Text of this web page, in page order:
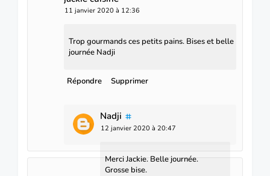
11 janvier 2020 à 12:36
Trop gourmands ces petits pains. Bises et belle
journée Nadji
Répondre Supprimer
Nadji
12 janvier 2020 à 20:47
Merci Jackie. Belle journée.
Grosse bise.